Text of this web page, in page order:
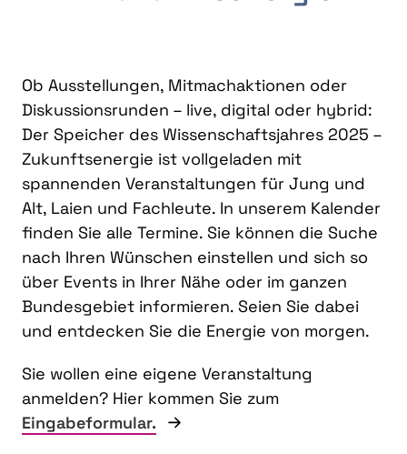
Ob Ausstellungen, Mitmachaktionen oder
Diskussionsrunden – live, digital oder hybrid:
Der Speicher des Wissenschaftsjahres 2025 –
Zukunftsenergie ist vollgeladen mit
spannenden Veranstaltungen für Jung und
Alt, Laien und Fachleute. In unserem Kalender
finden Sie alle Termine. Sie können die Suche
nach Ihren Wünschen einstellen und sich so
über Events in Ihrer Nähe oder im ganzen
Bundesgebiet informieren. Seien Sie dabei
und entdecken Sie die Energie von morgen.
Sie wollen eine eigene Veranstaltung
anmelden? Hier kommen Sie zum
Eingabeformular.